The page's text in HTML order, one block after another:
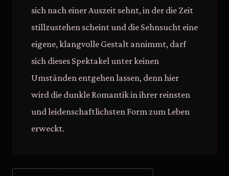
sich nach einer Auszeit sehnt, in der die Zeit
stillzustehen scheint und die Sehnsucht eine
eigene, klangvolle Gestalt annimmt, darf
sich dieses Spektakel unter keinen
Umständen entgehen lassen, denn hier
wird die dunkle Romantik in ihrer reinsten
und leidenschaftlichsten Form zum Leben
erweckt.